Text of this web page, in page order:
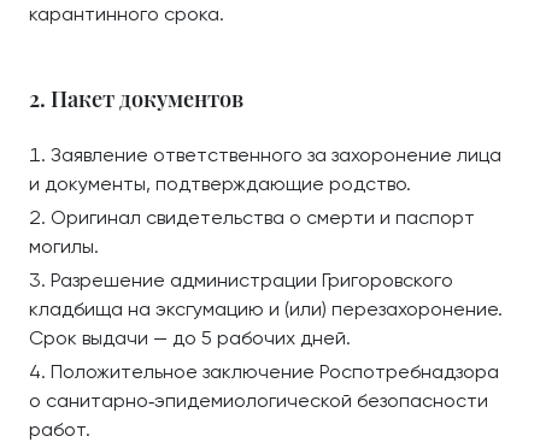
карантинного срока.
2. Пакет документов
Заявление ответственного за захоронение лица
и документы, подтверждающие родство.
Оригинал свидетельства о смерти и паспорт
могилы.
Разрешение администрации Григоровского
кладбища на эксгумацию и (или) перезахоронение.
Срок выдачи — до 5 рабочих дней.
Положительное заключение Роспотребнадзора
о санитарно‑эпидемиологической безопасности
работ.